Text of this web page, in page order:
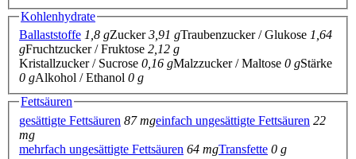
Kohlenhydrate
Ballaststoffe 1,8 gZucker3,91 gTraubenzucker / Glukose 1,64
gFruchtzucker / Fruktose 2,12 g
Kristallzucker / Sucrose 0,16 gMalzzucker / Maltose 0 gStärke
0 gAlkohol / Ethanol 0 g
Fettsäuren
gesättigte Fettsäuren 87 mgeinfach ungesättigte Fettsäuren 22
mg
mehrfach ungesättigte Fettsäuren 64 mgTransfette 0 g